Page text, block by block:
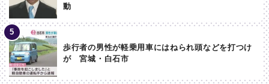
動
歩行者の男性が軽乗用車にはねられ頭などを打つけ
が 宮城・白石市